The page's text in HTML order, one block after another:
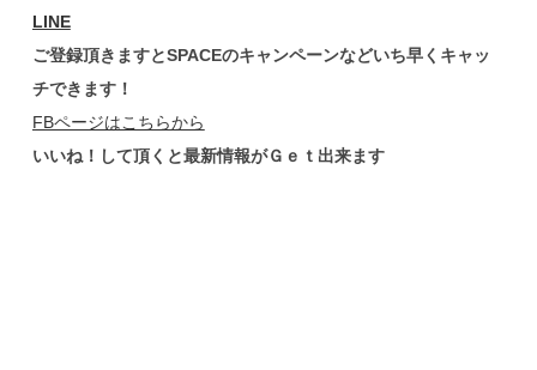
LINE
ご登録頂きますとSPACEのキャンペーンなどいち早くキャッ
チできます！
FBページはこちらから
いいね！して頂くと最新情報がＧｅｔ出来ます